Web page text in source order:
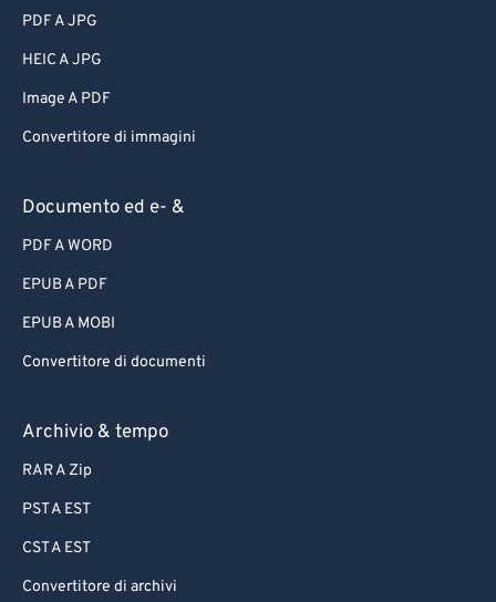
PDF A JPG
HEIC A JPG
Image A PDF
Convertitore di immagini
Documento ed e- &
PDF A WORD
EPUB A PDF
EPUB A MOBI
Convertitore di documenti
Archivio & tempo
RAR A Zip
PST A EST
CST A EST
Convertitore di archivi